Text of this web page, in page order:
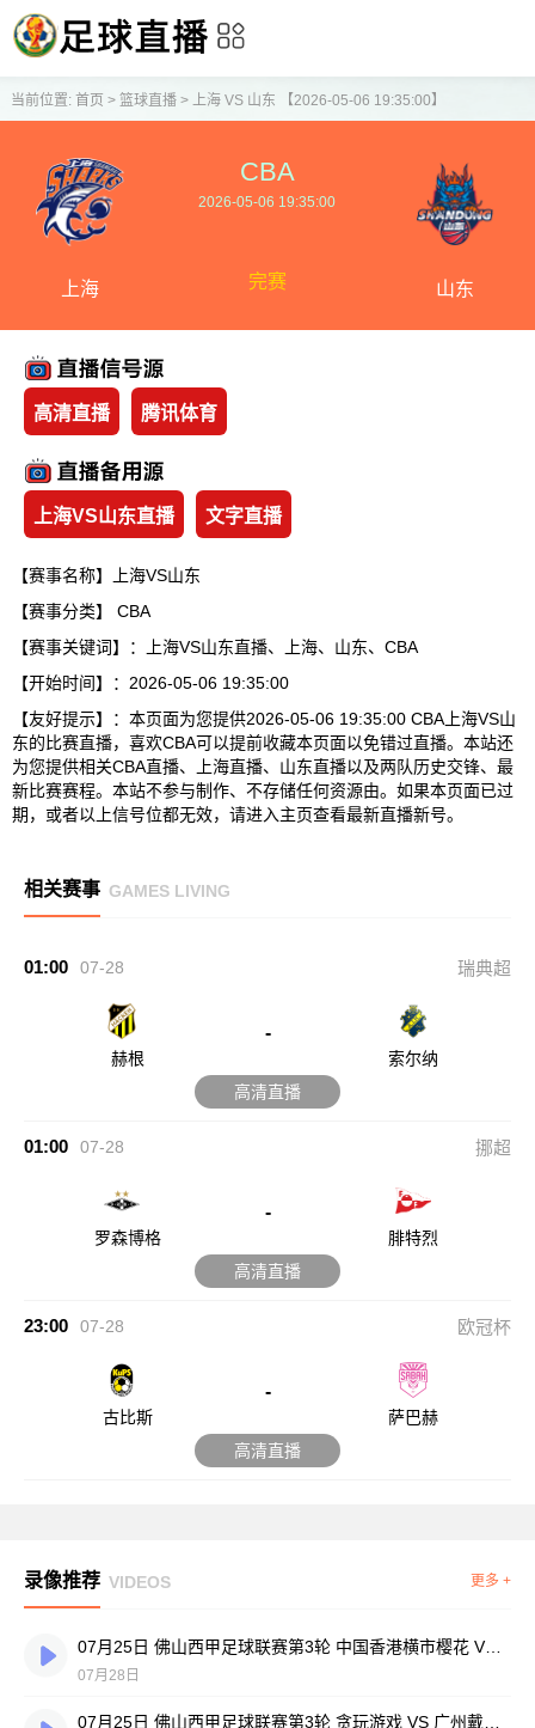
当前位置: 首页 > 篮球直播> 上海 VS 山东 【2026-05-06 19:35:00】
上海
CBA
2026-05-06 19:35:00
完赛 山东
高清直播 腾讯体育
上海VS山东直播 文字直播
【赛事名称】上海VS山东
【赛事分类】 CBA
【赛事关键词】：上海VS山东直播、上海、山东、CBA
【开始时间】：2026-05-06 19:35:00
【友好提示】：本页面为您提供2026-05-06 19:35:00 CBA上海VS山
东的比赛直播，喜欢CBA可以提前收藏本页面以免错过直播。本站还
为您提供相关CBA直播、上海直播、山东直播以及两队历史交锋、最
新比赛赛程。本站不参与制作、不存储任何资源由。如果本页面已过
期，或者以上信号位都无效，请进入主页查看最新直播新号。
相关赛事 GAMES LIVING
01:00 07-28 瑞典超
赫根
-
索尔纳
高清直播
01:00 07-28 挪超
罗森博格
-
腓特烈
高清直播
23:00 07-28 欧冠杯
古比斯
-
萨巴赫
高清直播
录像推荐 VIDEOS 更多 +
07月25日 佛山西甲足球联赛第3轮 中国香港横市樱花 VS 吉图省实青年 全场录像
07月28日